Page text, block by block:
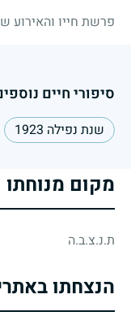
פרשת חייו והאירוע
סיפורי חיים
שנת נפילה 1923
מקום מנוחתו
ת.נ.צ.ב.ה
הנצחתו